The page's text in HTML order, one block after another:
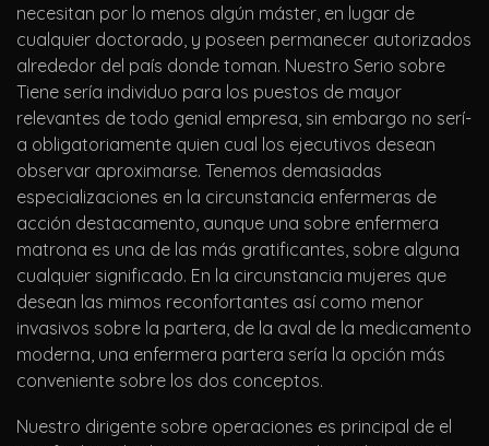
necesitan por lo menos algún máster, en lugar de
cualquier doctorado, y poseen permanecer autorizados
alrededor del país donde toman. Nuestro Serio sobre
Tiene serí­a individuo para los puestos de mayor
relevantes de todo genial empresa, sin embargo no serí­
a obligatoriamente quien cual los ejecutivos desean
observar aproximarse. Tenemos demasiadas
especializaciones en la circunstancia enfermeras de
acción destacamento, aunque una sobre enfermera
matrona es una de las más gratificantes, sobre alguna
cualquier significado. En la circunstancia mujeres que
desean las mimos reconfortantes así­ como menor
invasivos sobre la partera, de la aval de la medicamento
moderna, una enfermera partera serí­a la opción más
conveniente sobre los dos conceptos.
Nuestro dirigente sobre operaciones es principal de el